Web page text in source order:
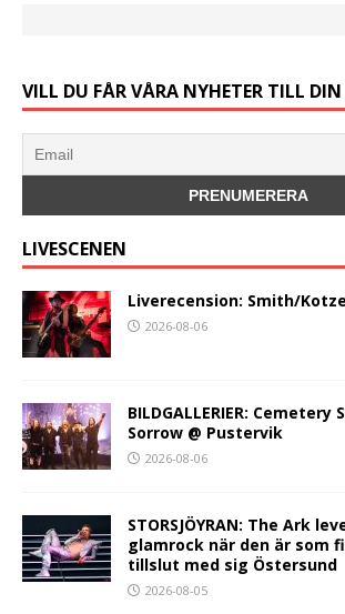
VILL DU FÅR VÅRA NYHETER TILL
LIVESCENEN
Liverecension: Smith/
2026-08-06
BILDGALLERIER: Cemetery
Sorrow @ Pustervik
2026-08-06
STORSJÖYRAN: The Ark
glamrock när den är som
tillslut med sig Östersund
2026-08-05